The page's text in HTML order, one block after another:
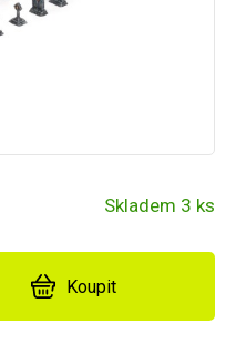
Skladem 3 ks
Koupit